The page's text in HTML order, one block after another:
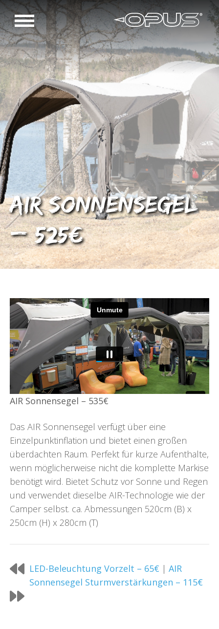
AIR Sonnensegel
– 525€
AIR Sonnensegel – 535€
Das AIR Sonnensegel verfügt über eine
Einzelpunktinflation und bietet einen großen
überdachten Raum. Perfekt für kurze Aufenthalte,
wenn möglicherweise nicht die komplette Markise
benötigt wird. Bietet Schutz vor Sonne und Regen
und verwendet dieselbe AIR-Technologie wie der
Camper selbst. ca. Abmessungen 520cm (B) x
250cm (H) x 280cm (T)
LED-Beleuchtung Vorzelt – 65€ | AIR
Sonnensegel Sturmverstärkungen – 115€